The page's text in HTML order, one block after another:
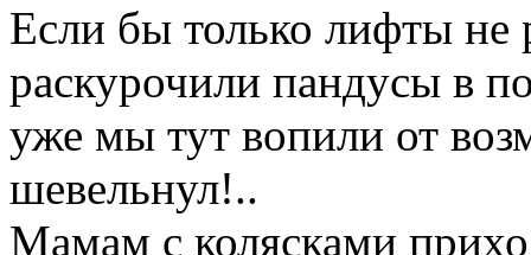
Если бы только лифты не
раскурочили пандусы в
уже мы тут вопили от
шевельнул!..
Мамам с колясками